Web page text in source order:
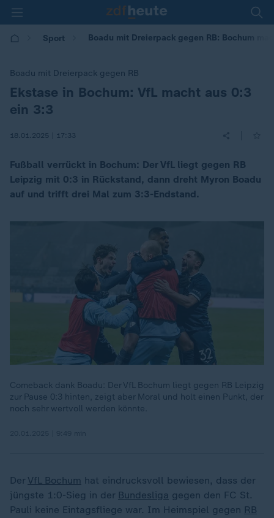
Sport Boadu mit Dreierpack gegen RB: Bochum
Boadu mit Dreierpack gegen RB
:Ekstase in Bochum: VfL macht aus 0:3
ein 3:3
18.01.2025 | 17:33
Fußball verrückt in Bochum: Der VfL liegt gegen RB
Leipzig mit 0:3 in Rückstand, dann dreht Myron Boadu
auf und trifft drei Mal zum 3:3-Endstand.
Comeback dank Boadu: Der VfL Bochum liegt gegen RB Leipzig
zur Pause 0:3 hinten, zeigt aber Moral und holt einen Punkt, der
noch sehr wertvoll werden könnte.
Der VfL Bochum hat eindrucksvoll bewiesen, dass der
jüngste 1:0-Sieg in der Bundesliga gegen den FC St.
Pauli keine Eintagsfliege war. Im Heimspiel gegen RB